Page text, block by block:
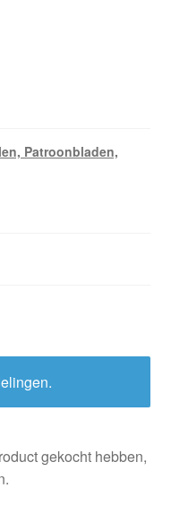
Patroonbladen,
gekocht hebben,